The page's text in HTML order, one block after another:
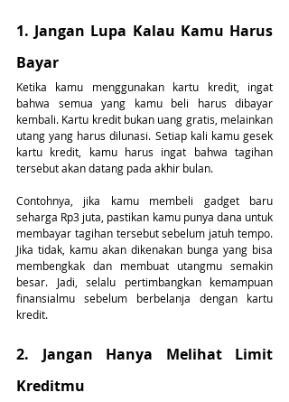
1. Jangan Lupa Kalau Kamu Harus
Bayar
Ketika kamu menggunakan kartu kredit, ingat
bahwa semua yang kamu beli harus dibayar
kembali. Kartu kredit bukan uang gratis, melainkan
utang yang harus dilunasi. Setiap kali kamu gesek
kartu kredit, kamu harus ingat bahwa tagihan
tersebut akan datang pada akhir bulan.
Contohnya, jika kamu membeli gadget baru
seharga Rp3 juta, pastikan kamu punya dana untuk
membayar tagihan tersebut sebelum jatuh tempo.
Jika tidak, kamu akan dikenakan bunga yang bisa
membengkak dan membuat utangmu semakin
besar. Jadi, selalu pertimbangkan kemampuan
finansialmu sebelum berbelanja dengan kartu
kredit.
2. Jangan Hanya Melihat Limit
Kreditmu